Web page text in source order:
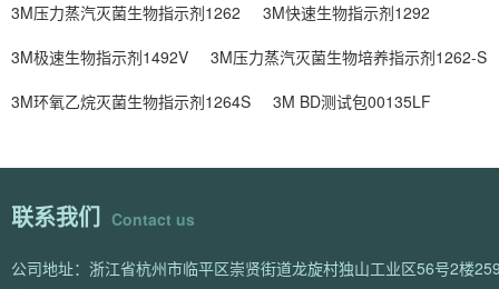
3M压力蒸汽灭菌生物指示剂1262
3M快速生物指示剂1292
3M极速生物指示剂1492V
3M压力蒸汽灭菌生物培养指示剂1262-S
3M环氧乙烷灭菌生物指示剂1264S
3M BD测试包00135LF
联系我们 Contact us
公司地址：浙江省杭州市临平区崇贤街道龙旋村独山工业区56号2楼